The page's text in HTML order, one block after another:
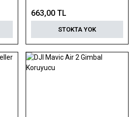
663,00 TL
STOKTA YOK